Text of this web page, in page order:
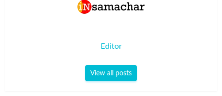
Editor
View all posts